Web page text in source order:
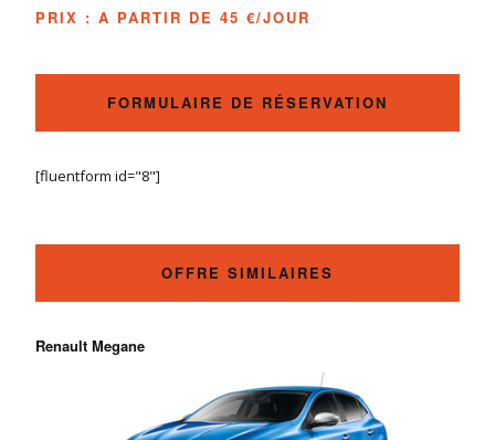
PRIX : A PARTIR DE 45 €/JOUR
FORMULAIRE DE RÉSERVATION
[fluentform id="8"]
OFFRE SIMILAIRES
Renault Megane